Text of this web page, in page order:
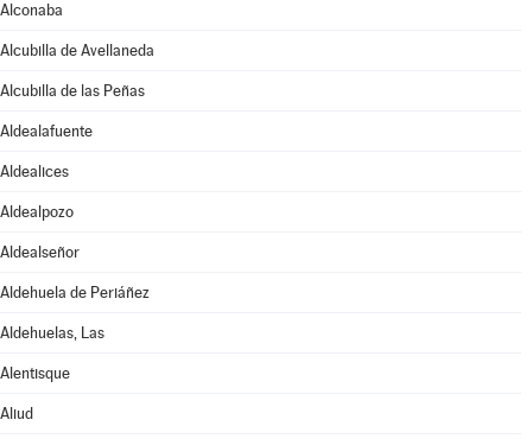
Alconaba
Alcubilla de Avellaneda
Alcubilla de las Peñas
Aldealafuente
Aldealices
Aldealpozo
Aldealseñor
Aldehuela de Periáñez
Aldehuelas, Las
Alentisque
Aliud